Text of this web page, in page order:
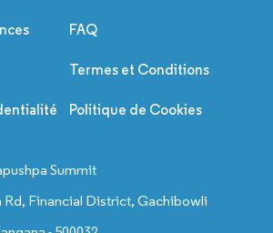
FAQ
Termes et Conditions
Politique de Cookies
Summit
Rd, Financial District, Gachibowli